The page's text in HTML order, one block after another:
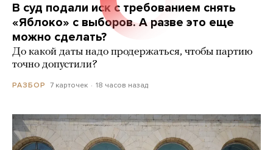
В суд подали иск с требованием снять
«Яблоко» с выборов. А разве это еще
можно сделать?
До какой даты надо продержаться, чтобы партию
точно допустили?
РАЗБОР 7 карточек 18 часов назад